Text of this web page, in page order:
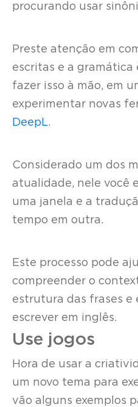
procurando usar
Preste atenção em
escritas e a gramática
fazer isso à mão, em
experimentar novas
DeepL.
Considerado um dos
atualidade, nele você
uma janela e a
tempo em outra.
Este processo pode
compreender o
estrutura das frases e
escrever em inglês.
Use jogos
Hora de usar a
um novo tema para
vão alguns exemplos